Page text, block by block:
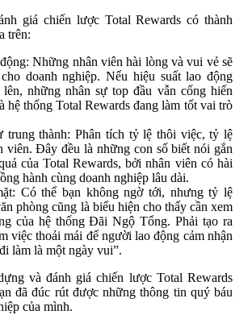
giá chiến lược Total Rewards có thành
trên:
Những nhân viên hài lòng và vui vẻ sẽ
doanh nghiệp. Nếu hiệu suất lao động
những nhân sự top đầu vẫn cống hiến
hệ thống Total Rewards đang làm tốt vai trò
trung thành: Phân tích tỷ lệ thôi việc, tỷ lệ
viên. Đây đều là những con số biết nói gắn
của Total Rewards, bởi nhân viên có hài
hành cùng doanh nghiệp lâu dài.
Có thể bạn không ngờ tới, nhưng tỷ lệ
phòng cũng là biểu hiện cho thấy cần xem
của hệ thống Đãi Ngộ Tổng. Phải tạo ra
việc thoải mái để người lao động cảm nhận
làm là một ngày vui”.
và đánh giá chiến lược Total Rewards
đã đúc rút được những thông tin quý báu
của mình.